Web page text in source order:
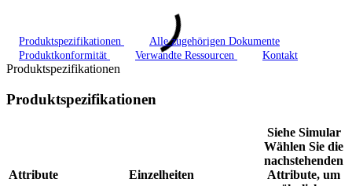
Produktspezifikationen
Alle zugehörigen Dokumente
Produktkonformität
Verwandte Ressourcen Kontakt
Produktspezifikationen
Produktspezifikationen
Attribute Einzelheiten
Siehe Simular
Wählen Sie die
nachstehenden
Attribute, um